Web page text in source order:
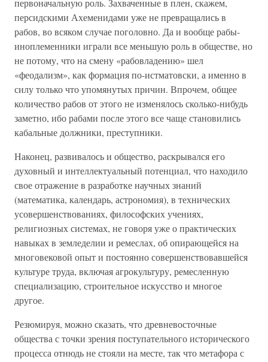
первоначальную роль. Захваченные в плен, скажем,
персидскими Ахеменидами уже не превращались в
рабов, во всяком случае поголовно. Да и вообще рабы-
иноплеменники играли все меньшую роль в обществе, но
не потому, что на смену «рабовладению» шел
«феодализм», как формация по-истматовски, а именно в
силу только что упомянутых причин. Впрочем, общее
количество рабов от этого не изменялось сколько-нибудь
заметно, ибо рабами после этого все чаще становились
кабальные должники, преступники.
Наконец, развивалось и общество, раскрывался его
духовный и интеллектуальный потенциал, что находило
свое отражение в разработке научных знаний
(математика, календарь, астрономия), в технических
усовершенствованиях, философских учениях,
религиозных системах, не говоря уже о практических
навыках в земледелии и ремеслах, об опирающейся на
многовековой опыт и постоянно совершенствовавшейся
культуре труда, включая агрокультуру, ремесленную
специализацию, строительное искусство и многое
другое.
Резюмируя, можно сказать, что древневосточные
общества с точки зрения поступательного исторического
процесса отнюдь не стояли на месте, так что метафора с